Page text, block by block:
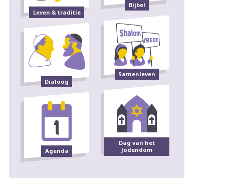
Leven & traditie
Bijbel
Dialoog
Samenleven
Agenda
Dag van het
Jodendom